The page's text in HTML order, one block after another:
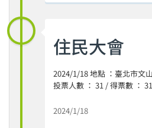
住民大會
2024/1/18 地點 ：臺北市文
投票人數 ： 31 / 得票數 ： 31
2024/1/18